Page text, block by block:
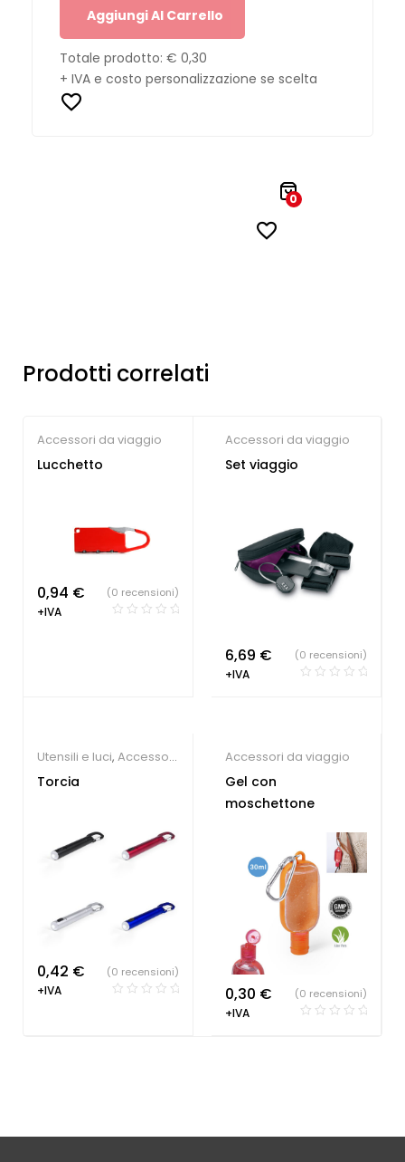
Aggiungi Al Carrello
Totale prodotto: € 0,30
+ IVA e costo personalizzazione se scelta
0
Prodotti correlati
Accessori da viaggio
Lucchetto
0,94 €
+IVA
(0 recensioni)
Accessori da viaggio
Set viaggio
6,69 €
+IVA
(0 recensioni)
Utensili e luci, Accessori
da viaggio
Torcia
0,42 €
+IVA
(0 recensioni)
Accessori da viaggio
Gel con
moschettone
0,30 €
+IVA
(0 recensioni)